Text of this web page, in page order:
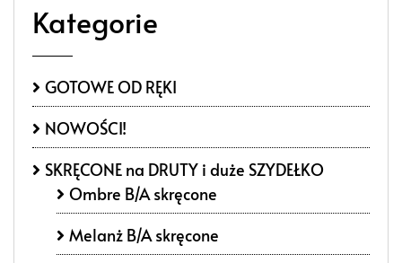
Kategorie
GOTOWE OD RĘKI
NOWOŚCI!
SKRĘCONE na DRUTY i duże SZYDEŁKO
Ombre B/A skręcone
Melanż B/A skręcone